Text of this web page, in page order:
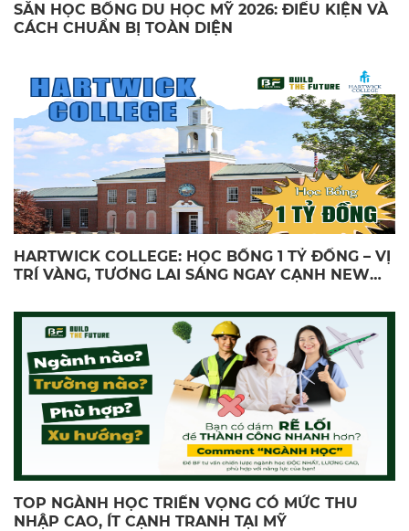
SĂN HỌC BỔNG DU HỌC MỸ 2026: ĐIỀU KIỆN VÀ
CÁCH CHUẨN BỊ TOÀN DIỆN
HARTWICK COLLEGE: HỌC BỔNG 1 TỶ ĐỒNG – VỊ
TRÍ VÀNG, TƯƠNG LAI SÁNG NGAY CẠNH NEW
TOP NGÀNH HỌC TRIỂN VỌNG CÓ MỨC THU
NHẬP CAO, ÍT CẠNH TRANH TẠI MỸ